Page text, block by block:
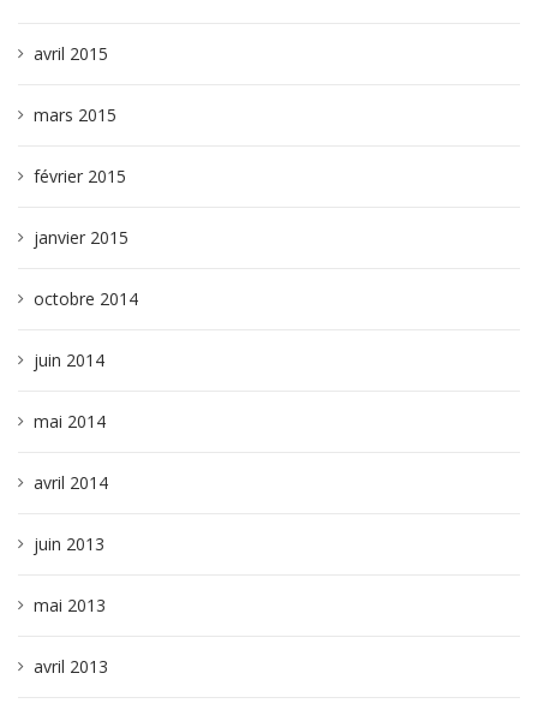
avril 2015
mars 2015
février 2015
janvier 2015
octobre 2014
juin 2014
mai 2014
avril 2014
juin 2013
mai 2013
avril 2013